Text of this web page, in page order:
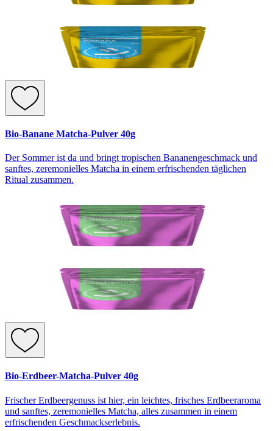
Bio-Banane Matcha-Pulver 40g
Der Sommer ist da und bringt tropischen Bananengeschmack und
sanftes, zeremonielles Matcha in einem erfrischenden täglichen
Ritual zusammen.
Bio-Erdbeer-Matcha-Pulver 40g
Frischer Erdbeergenuss ist hier, ein leichtes, frisches Erdbeeraroma
und sanftes, zeremonielles Matcha, alles zusammen in einem
erfrischenden Geschmackserlebnis.